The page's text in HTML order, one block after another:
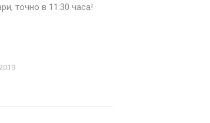
точно в 11:30 часа!